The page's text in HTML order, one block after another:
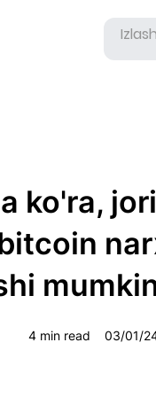
ko'ra,
4 min read 03/01/